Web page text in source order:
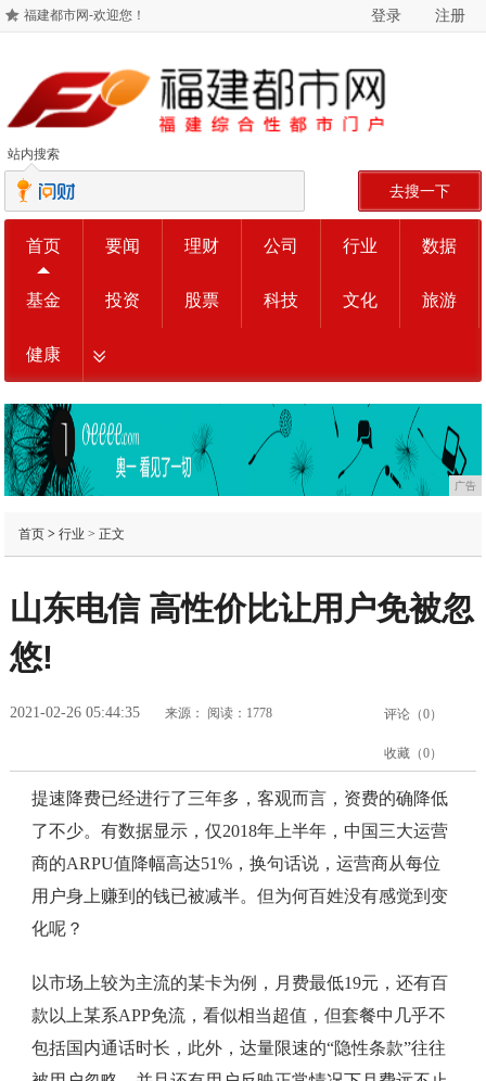
福建都市网-欢迎您！ 登录 注册
站内搜索
去搜一下
首页 要闻 理财 公司 行业 数据
基金 投资 股票 科技 文化 旅游
健康
广告
首页> 行业 > 正文
山东电信 高性价比让用户免被忽
悠!
2021-02-26 05:44:35 来源： 阅读：1778 评论（0）
收藏（0）
提速降费已经进行了三年多，客观而言，资费的确降低
了不少。有数据显示，仅2018年上半年，中国三大运营
商的ARPU值降幅高达51%，换句话说，运营商从每位
用户身上赚到的钱已被减半。但为何百姓没有感觉到变
化呢？
以市场上较为主流的某卡为例，月费最低19元，还有百
款以上某系APP免流，看似相当超值，但套餐中几乎不
包括国内通话时长，此外，达量限速的“隐性条款”往往